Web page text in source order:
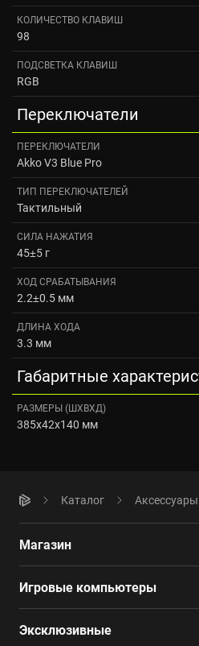
КОЛИЧЕСТВО КЛАВИШ
98
ПОДСВЕТКА КЛАВИШ
RGB
Переключатели
ПЕРЕКЛЮЧАТЕЛИ
Akko V3 Blue Pro
ТИП ПЕРЕКЛЮЧАТЕЛЕЙ
Тактильный
СИЛА НАЖАТИЯ
45±5 г
ХОД СРАБАТЫВАНИЯ
2.2±0.5 мм
ДЛИНА ХОДА
3.3 мм
Габаритные
РАЗМЕРЫ (ШXВXД)
385x42x140 мм
Каталог Аксессуары
Магазин
Игровые компьютеры
Эксклюзивные